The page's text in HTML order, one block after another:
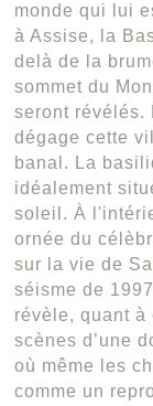
monde qui lui
à Assise, la
delà de la
sommet du
seront révélés.
dégage cette
banal. La
idéalement
soleil. À
ornée du
sur la vie de
séisme de
révèle, quant
scènes d’une
où même les
comme un